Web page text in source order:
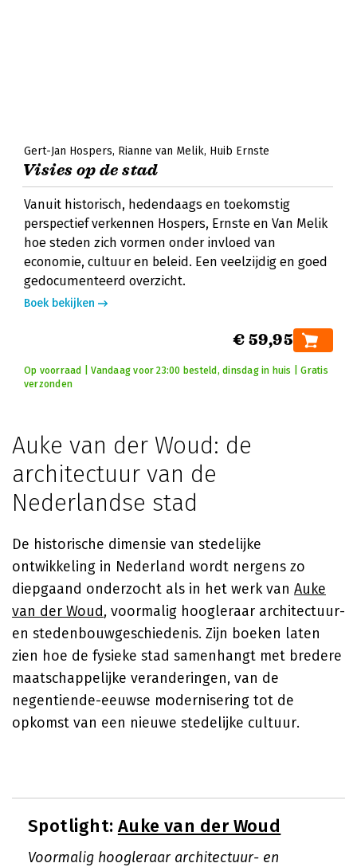
Gert-Jan Hospers Rianne van Melik Huib Ernste
Visies op de stad
Vanuit historisch, hedendaags en toekomstig
perspectief verkennen Hospers, Ernste en Van Melik
hoe steden zich vormen onder invloed van
economie, cultuur en beleid. Een veelzijdig en goed
gedocumenteerd overzicht.
Boek bekijken
€ 59,95
Op voorraad | Vandaag voor 23:00 besteld, dinsdag in huis | Gratis
verzonden
Auke van der Woud: de
architectuur van de
Nederlandse stad
De historische dimensie van stedelijke
ontwikkeling in Nederland wordt nergens zo
diepgaand onderzocht als in het werk van Auke
van der Woud, voormalig hoogleraar architectuur-
en stedenbouwgeschiedenis. Zijn boeken laten
zien hoe de fysieke stad samenhangt met bredere
maatschappelijke veranderingen, van de
negentiende-eeuwse modernisering tot de
opkomst van een nieuwe stedelijke cultuur.
Spotlight: Auke van der Woud
Voormalig hoogleraar architectuur- en